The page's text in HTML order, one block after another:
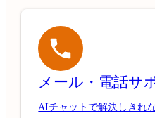
メール・電話サ
AIチャットで解決しきれ